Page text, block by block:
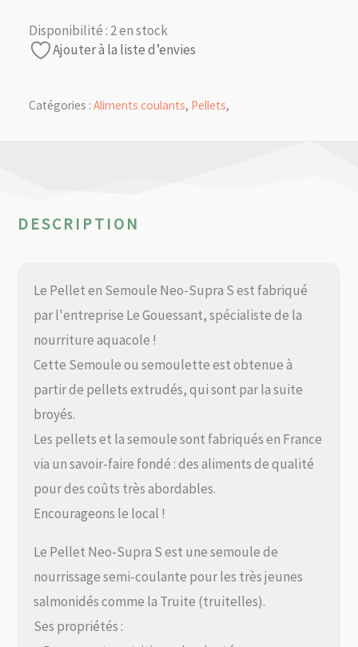
Disponibilité : 2 en stock
Ajouter à la liste d’envies
Catégories : Aliments coulants, Pellets,
DESCRIPTION
Le Pellet en Semoule Neo-Supra S est fabriqué
par l'entreprise Le Gouessant, spécialiste de la
nourriture aquacole !
Cette Semoule ou semoulette est obtenue à
partir de pellets extrudés, qui sont par la suite
broyés.
Les pellets et la semoule sont fabriqués en France
via un savoir-faire fondé : des aliments de qualité
pour des coûts très abordables.
Encourageons le local !
Le Pellet Neo-Supra S est une semoule de
nourrissage semi-coulante pour les très jeunes
salmonidés comme la Truite (truitelles).
Ses propriétés :